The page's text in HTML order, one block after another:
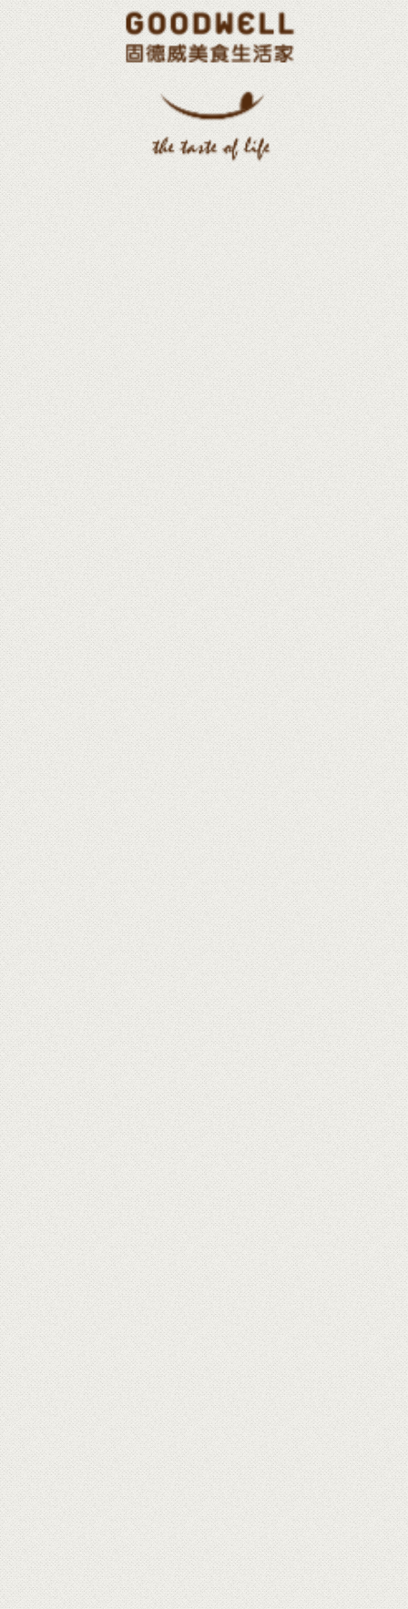
您味蕾地圖的專業嚮導
會員條款 隱私權政策 聯絡我們
網站導覽
人才招募
Goodwell 固德威美食生活家 版權所有‧請勿轉載
地址：桃園市楊梅區四維二路135號